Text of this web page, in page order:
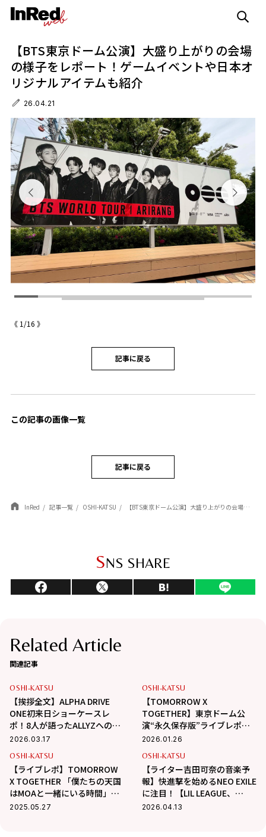
【BTS東京ドーム公演】大盛り上がりの会場
の様子をレポート！ゲームイベントや日本オ
リジナルアイテムも紹介
26.04.21
BTS
《 1 /16 》
記事に戻る
この記事の画像一覧
記事に戻る
InRed 記事一覧 OSHI-KATSU 【BTS東京ドーム公演】大盛り上がりの会場の様子をレポート！ゲームイベントや日本オリジナルアイテムも紹介
SNS SHARE
Related Article
関連記事
OSHI-KATSU
【挨拶全文】ALPHA DRIVE
ONE初来日ショーケースレ
ポ！8人が語ったALLYZへの想
い
2026.03.17
OSHI-KATSU
【TOMORROW X
TOGETHER】東京ドーム公
演“永久保存版”ライブレポ！
MC＆全セトリ公開
2026.01.26
OSHI-KATSU
【ライブレポ】TOMORROW
X TOGETHER 「僕たちの天国
はMOAと一緒にいる時間」ワ
ールドツアーファイナル東京
2025.05.27
OSHI-KATSU
【ライター吉田可奈の音楽予
報】快進撃を始めるNEO EXILE
に注目！【LIL LEAGUE、
WOLF HOWL HARMONY】が
2026.04.13